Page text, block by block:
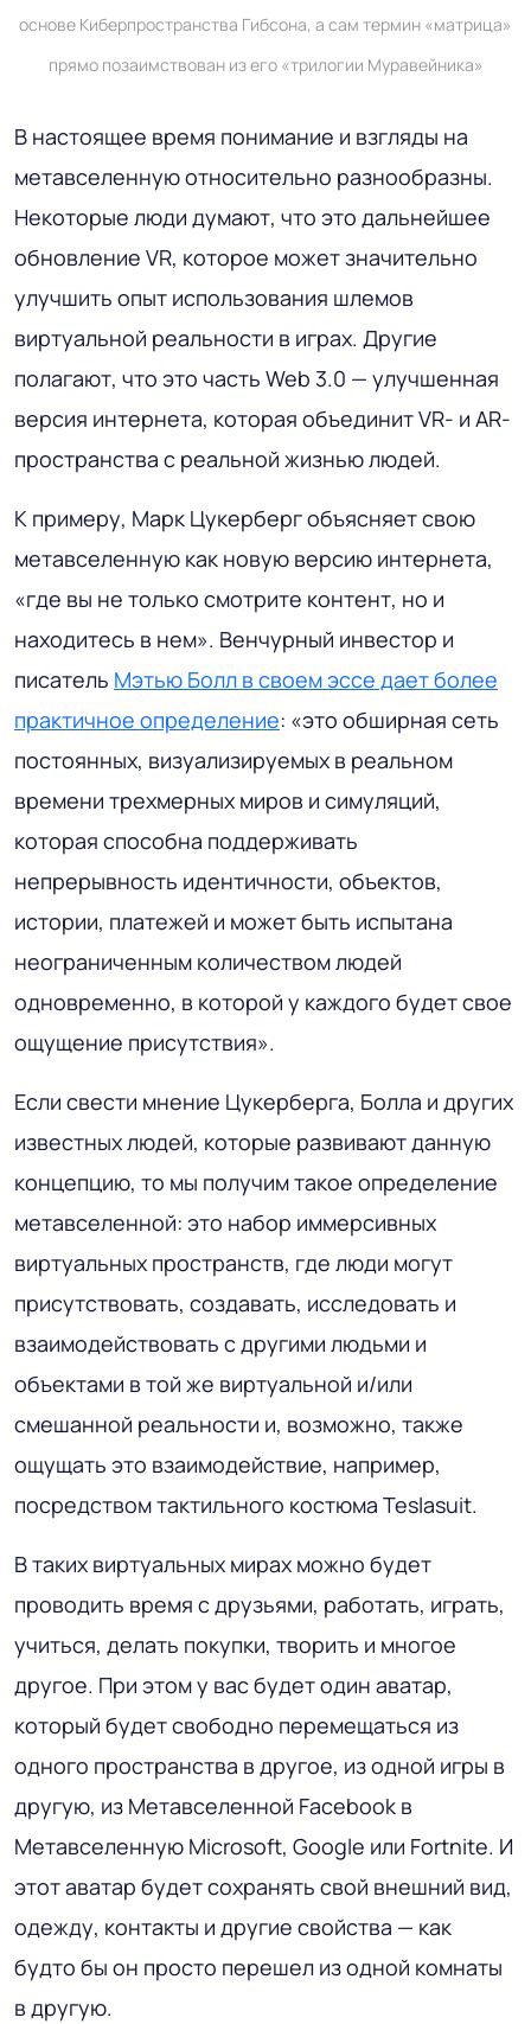
основе Киберпространства Гибсона, а сам термин «матрица»
прямо позаимствован из его «трилогии Муравейника»
В настоящее время понимание и взгляды на
метавселенную относительно разнообразны.
Некоторые люди думают, что это дальнейшее
обновление VR, которое может значительно
улучшить опыт использования шлемов
виртуальной реальности в играх. Другие
полагают, что это часть Web 3.0 — улучшенная
версия интернета, которая объединит VR- и AR-
пространства с реальной жизнью людей.
К примеру, Марк Цукерберг объясняет свою
метавселенную как новую версию интернета,
«где вы не только смотрите контент, но и
находитесь в нем». Венчурный инвестор и
писатель Мэтью Болл в своем эссе дает более
практичное определение: «это обширная сеть
постоянных, визуализируемых в реальном
времени трехмерных миров и симуляций,
которая способна поддерживать
непрерывность идентичности, объектов,
истории, платежей и может быть испытана
неограниченным количеством людей
одновременно, в которой у каждого будет свое
ощущение присутствия».
Если свести мнение Цукерберга, Болла и других
известных людей, которые развивают данную
концепцию, то мы получим такое определение
метавселенной: это набор иммерсивных
виртуальных пространств, где люди могут
присутствовать, создавать, исследовать и
взаимодействовать с другими людьми и
объектами в той же виртуальной и/или
смешанной реальности и, возможно, также
ощущать это взаимодействие, например,
посредством тактильного костюма Teslasuit.
В таких виртуальных мирах можно будет
проводить время с друзьями, работать, играть,
учиться, делать покупки, творить и многое
другое. При этом у вас будет один аватар,
который будет свободно перемещаться из
одного пространства в другое, из одной игры в
другую, из Метавселенной Facebook в
Метавселенную Microsoft, Google или Fortnite. И
этот аватар будет сохранять свой внешний вид,
одежду, контакты и другие свойства — как
будто бы он просто перешел из одной комнаты
в другую.